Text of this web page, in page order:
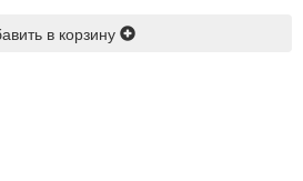
в корзину